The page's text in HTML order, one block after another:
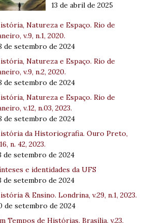
13 de abril de 2025
Natureza e Espaço. Rio de
v.9, n.1, 2020.
de setembro de 2024
Natureza e Espaço. Rio de
v.9, n.2, 2020.
de setembro de 2024
Natureza e Espaço. Rio de
v.12, n.03, 2023.
de setembro de 2024
da Historiografia. Ouro Preto,
n. 42, 2023.
de setembro de 2024
e identidades da UFS
de setembro de 2024
& Ensino. Londrina, v.29, n.1, 2023.
de setembro de 2024
Tempos de Histórias. Brasília, v.23,